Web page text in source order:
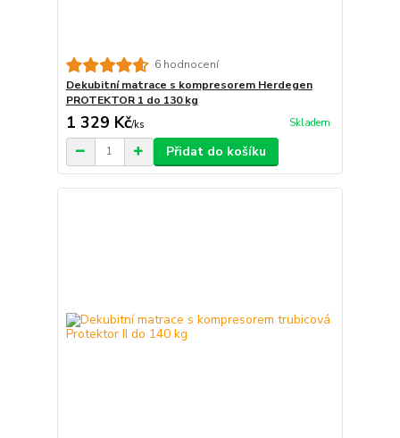
6 hodnocení
Dekubitní matrace s kompresorem Herdegen
PROTEKTOR 1 do 130 kg
1 329 Kč/ks Skladem
Přidat do košíku